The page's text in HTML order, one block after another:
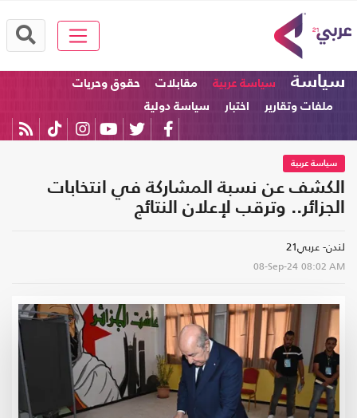
سياسة سياسة عربية مقابلات
حقوق وحريات
ملفات وتقارير
اختبار سياسة دولية
سياسة عربية
الكشف عن نسبة المشاركة في انتخابات
الجزائر.. وترقب لإعلان النتائج
لندن- عربي21
08-Sep-24 08:02 AM